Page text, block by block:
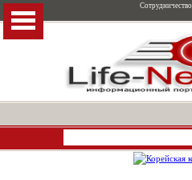
Сотрудничество